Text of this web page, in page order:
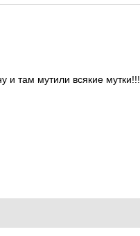
и там мутили всякие мутки!!!